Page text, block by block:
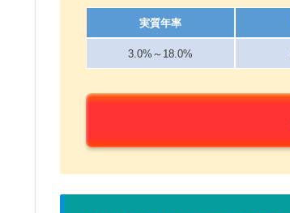
実質年率
3.0%～18.0%